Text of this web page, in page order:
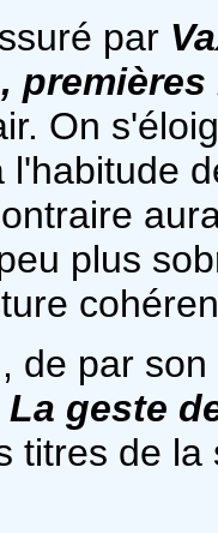
par
On
plus
de par
La geste
titres de